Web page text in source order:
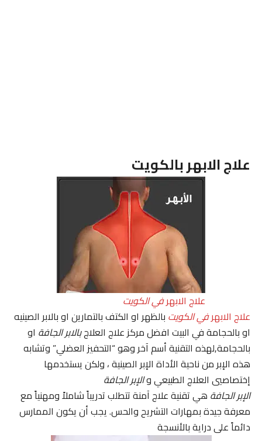
علاج الابهر بالكويت
علاج الابهرفي الكويت
علاج الابهرفي الكويتبالظهر او الكتف بالتمارين او بالابر الصينيه
او بالحجامة في البيت افضل مركز علاج العلاجبالابر الجافةاو
بالحجامة,لهذه التقنية أسم آخر وهو “التحفيز العضلي” وتشابه
هذه الإبر من ناحية الأداة الإبر الصينية ، ولكن يستخدمها
إختصاصيي العلاج الطبيعي والإبر الجافة
الإبر الجافةهي تقنية علاج آمنة تتطلب تدريباً شاملاً ومهنياً مع
معرفة جيدة بمهارات التشريح والحس. يجب أن يكون الممارس
دائماً على دراية بالأنسجة